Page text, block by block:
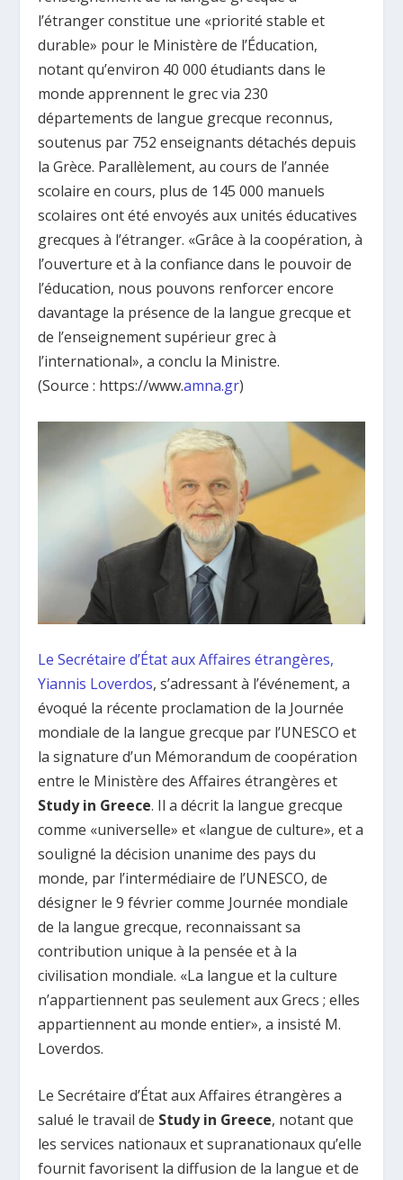
l’étranger constitue une «priorité stable et
durable» pour le Ministère de l’Éducation,
notant qu’environ 40 000 étudiants dans le
monde apprennent le grec via 230
départements de langue grecque reconnus,
soutenus par 752 enseignants détachés depuis
la Grèce. Parallèlement, au cours de l’année
scolaire en cours, plus de 145 000 manuels
scolaires ont été envoyés aux unités éducatives
grecques à l’étranger. «Grâce à la coopération, à
l’ouverture et à la confiance dans le pouvoir de
l’éducation, nous pouvons renforcer encore
davantage la présence de la langue grecque et
de l’enseignement supérieur grec à
l’international», a conclu la Ministre.
(Source : https://www.amna.gr)
Le Secrétaire d’État aux Affaires étrangères,
Yiannis Loverdos, s’adressant à l’événement, a
évoqué la récente proclamation de la Journée
mondiale de la langue grecque par l’UNESCO et
la signature d’un Mémorandum de coopération
entre le Ministère des Affaires étrangères et
Study in Greece. Il a décrit la langue grecque
comme «universelle» et «langue de culture», et a
souligné la décision unanime des pays du
monde, par l’intermédiaire de l’UNESCO, de
désigner le 9 février comme Journée mondiale
de la langue grecque, reconnaissant sa
contribution unique à la pensée et à la
civilisation mondiale. «La langue et la culture
n’appartiennent pas seulement aux Grecs ; elles
appartiennent au monde entier», a insisté M.
Loverdos.
Le Secrétaire d’État aux Affaires étrangères a
salué le travail de Study in Greece, notant que
les services nationaux et supranationaux qu’elle
fournit favorisent la diffusion de la langue et de